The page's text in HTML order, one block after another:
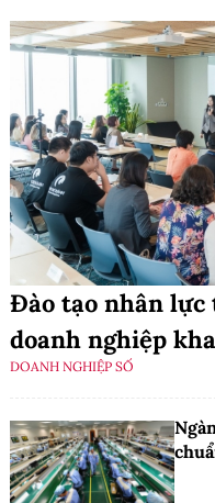
Đào tạo nhân
doanh nghiệp
DOANH NGHIỆP SỐ